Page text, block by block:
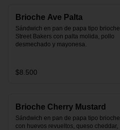
Brioche Ave Palta
Sándwich en pan de papa tipo brioche
Street Bakers con palta molida, pollo
desmechado y mayonesa.
$8.500
Brioche Cherry Mustard
Sándwich en pan de papa tipo brioche
con huevos revueltos, queso cheddar,